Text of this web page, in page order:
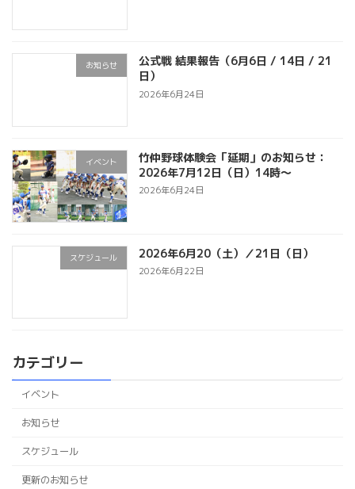
お知らせ
公式戦 結果報告（6月6日 / 14日 / 21
日）
2026年6月24日
イベント
竹仲野球体験会「延期」のお知らせ：
2026年7月12日（日）14時～
2026年6月24日
スケジュール 2026年6月20（土）／21日（日）
2026年6月22日
カテゴリー
イベント
お知らせ
スケジュール
更新のお知らせ